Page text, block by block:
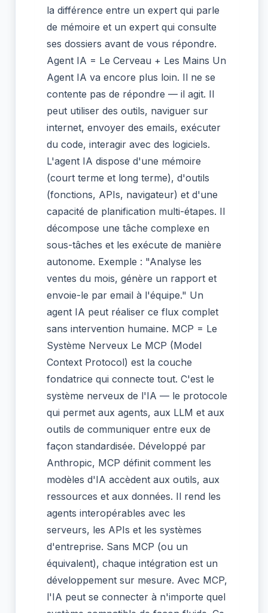
la différence entre un expert qui parle
de mémoire et un expert qui consulte
ses dossiers avant de vous répondre.
Agent IA = Le Cerveau + Les Mains Un
Agent IA va encore plus loin. Il ne se
contente pas de répondre — il agit. Il
peut utiliser des outils, naviguer sur
internet, envoyer des emails, exécuter
du code, interagir avec des logiciels.
L'agent IA dispose d'une mémoire
(court terme et long terme), d'outils
(fonctions, APIs, navigateur) et d'une
capacité de planification multi-étapes. Il
décompose une tâche complexe en
sous-tâches et les exécute de manière
autonome. Exemple : "Analyse les
ventes du mois, génère un rapport et
envoie-le par email à l'équipe." Un
agent IA peut réaliser ce flux complet
sans intervention humaine. MCP = Le
Système Nerveux Le MCP (Model
Context Protocol) est la couche
fondatrice qui connecte tout. C'est le
système nerveux de l'IA — le protocole
qui permet aux agents, aux LLM et aux
outils de communiquer entre eux de
façon standardisée. Développé par
Anthropic, MCP définit comment les
modèles d'IA accèdent aux outils, aux
ressources et aux données. Il rend les
agents interopérables avec les
serveurs, les APIs et les systèmes
d'entreprise. Sans MCP (ou un
équivalent), chaque intégration est un
développement sur mesure. Avec MCP,
l'IA peut se connecter à n'importe quel